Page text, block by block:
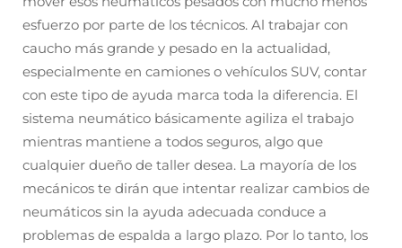
esfuerzo por parte de los técnicos. Al trabajar con
caucho más grande y pesado en la actualidad,
especialmente en camiones o vehículos SUV, contar
con este tipo de ayuda marca toda la diferencia. El
sistema neumático básicamente agiliza el trabajo
mientras mantiene a todos seguros, algo que
cualquier dueño de taller desea. La mayoría de los
mecánicos te dirán que intentar realizar cambios de
neumáticos sin la ayuda adecuada conduce a
problemas de espalda a largo plazo. Por lo tanto, los